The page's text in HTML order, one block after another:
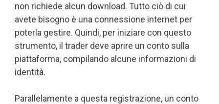
non richiede alcun download. Tutto ciò di cui
avete bisogno è una connessione internet per
poterla gestire. Quindi, per iniziare con questo
strumento, il trader deve aprire un conto sulla
piattaforma, compilando alcune informazioni di
identità.
Parallelamente a questa registrazione, un conto